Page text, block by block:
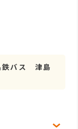
鉄バス 津島